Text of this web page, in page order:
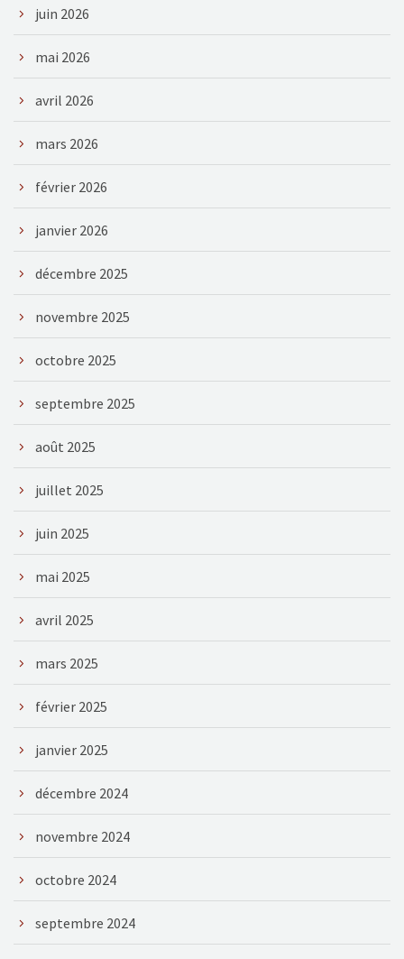
juin 2026
mai 2026
avril 2026
mars 2026
février 2026
janvier 2026
décembre 2025
novembre 2025
octobre 2025
septembre 2025
août 2025
juillet 2025
juin 2025
mai 2025
avril 2025
mars 2025
février 2025
janvier 2025
décembre 2024
novembre 2024
octobre 2024
septembre 2024